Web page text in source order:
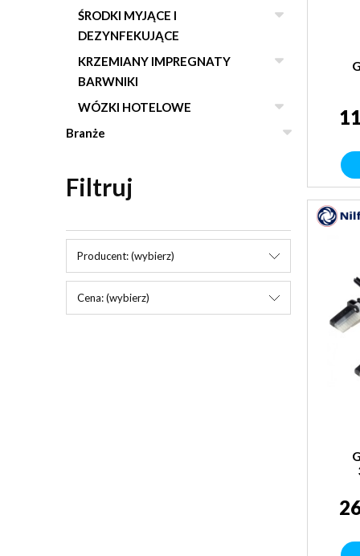
ŚRODKI MYJĄCE I
DEZYNFEKUJĄCE
KRZEMIANY IMPREGNATY
BARWNIKI
WÓZKI HOTELOWE
Branże
Filtruj
Producent: (wybierz)
Cena: (wybierz)